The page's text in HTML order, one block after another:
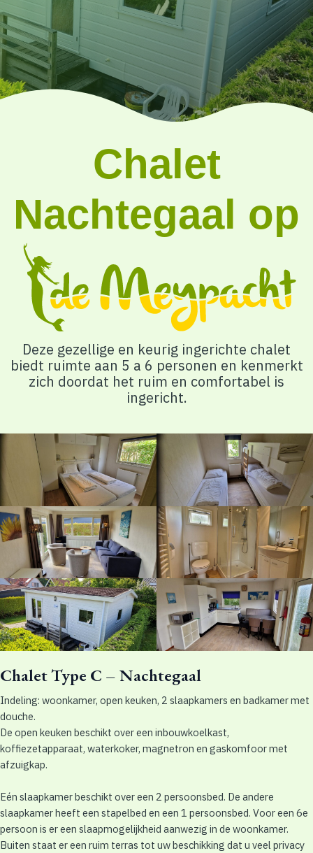
Chalet
Nachtegaal op
Deze gezellige en keurig ingerichte chalet
biedt ruimte aan 5 a 6 personen en kenmerkt
zich doordat het ruim en comfortabel is
ingericht.
Chalet Type C – Nachtegaal
Indeling: woonkamer, open keuken, 2 slaapkamers en badkamer met
douche.
De open keuken beschikt over een inbouwkoelkast,
koffiezetapparaat, waterkoker, magnetron en gaskomfoor met
afzuigkap.
Eén slaapkamer beschikt over een 2 persoonsbed. De andere
slaapkamer heeft een stapelbed en een 1 persoonsbed. Voor een 6e
persoon is er een slaapmogelijkheid aanwezig in de woonkamer.
Buiten staat er een ruim terras tot uw beschikking dat u veel privacy